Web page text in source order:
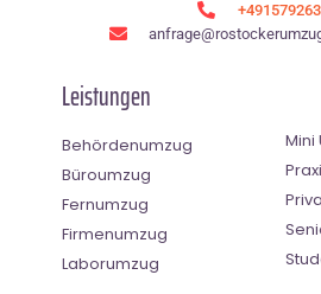
Leistungen
Behördenumzug
Büroumzug
Fernumzug
Firmenumzug
Laborumzug
Mini